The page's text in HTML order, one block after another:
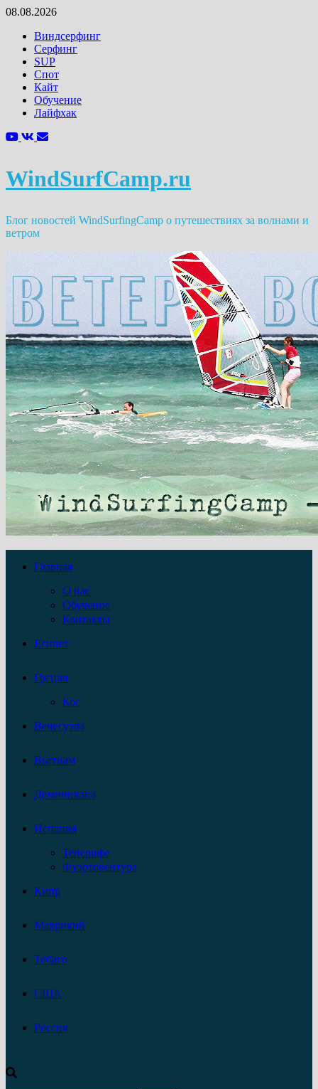
Перейти
содержимому
08.08.2026
Виндсерфинг
Серфинг
SUP
Спот
Кайт
Обучение
Лайфхак
WindSurfCamp.ru
Блог новостей WindSurfingCamp о путешествиях за волнами и
ветром
Главная
О нас
Обучение
Контакты
Египет
Греция
Кос
Венесуэла
Вьетнам
Доминикана
Испания
Тенерифе
Фуэртовентура
Кипр
Маврикий
Тобаго
США
Россия